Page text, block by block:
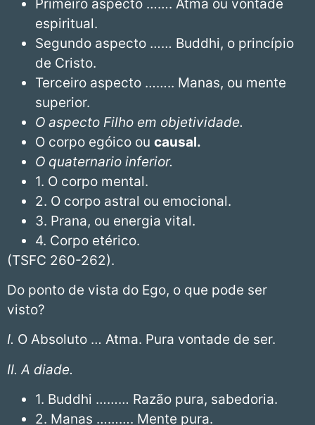
Primeiro aspecto ……. Atma ou vontade
espiritual.
Segundo aspecto …… Buddhi, o princípio
de Cristo.
Terceiro aspecto …….. Manas, ou mente
superior.
O aspecto Filho em objetividade.
O corpo egóico ou causal.
O quaternario inferior.
1. O corpo mental.
2. O corpo astral ou emocional.
3. Prana, ou energia vital.
4. Corpo etérico.
(TSFC 260-262).
Do ponto de vista do Ego, o que pode ser
visto?
I. O Absoluto … Atma. Pura vontade de ser.
II. A diade.
1. Buddhi ……… Razão pura, sabedoria.
2. Manas ………. Mente pura.